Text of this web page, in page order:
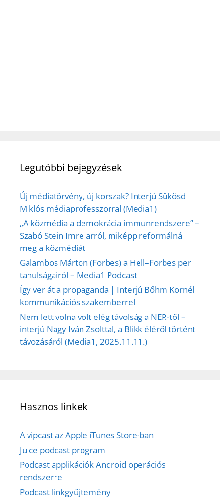
Legutóbbi bejegyzések
Új médiatörvény, új korszak? Interjú Sükösd
Miklós médiaprofesszorral (Media1)
„A közmédia a demokrácia immunrendszere” –
Szabó Stein Imre arról, miképp reformálná
meg a közmédiát
Galambos Márton (Forbes) a Hell–Forbes per
tanulságairól – Media1 Podcast
Így ver át a propaganda | Interjú Bőhm Kornél
kommunikációs szakemberrel
Nem lett volna volt elég távolság a NER-től –
interjú Nagy Iván Zsolttal, a Blikk éléről történt
távozásáról (Media1, 2025.11.11.)
Hasznos linkek
A vipcast az Apple iTunes Store-ban
Juice podcast program
Podcast applikációk Android operációs
rendszerre
Podcast linkgyűjtemény